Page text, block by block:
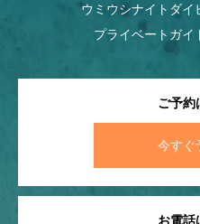
ウミウシナイトダイ
プライベートガイ
ご予約
今すぐ
お電話